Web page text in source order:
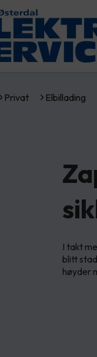
Privat Elbillading
I takt
blitt
høyder